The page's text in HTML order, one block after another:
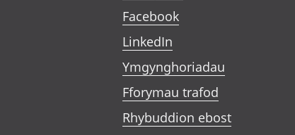
Facebook
LinkedIn
Ymgynghoriadau
Fforymau trafod
Rhybuddion ebost